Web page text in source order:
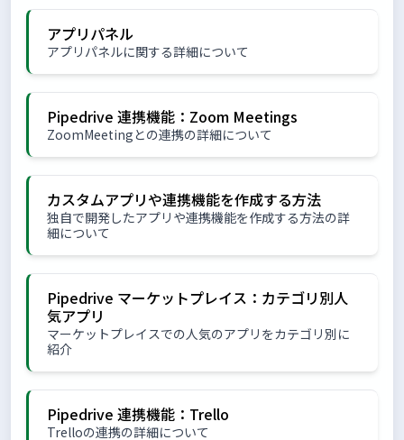
アプリパネル
アプリパネルに関する詳細について
Pipedrive 連携機能：Zoom Meetings
ZoomMeetingとの連携の詳細について
カスタムアプリや連携機能を作成する方法
独自で開発したアプリや連携機能を作成する方法の詳
細について
Pipedrive マーケットプレイス：カテゴリ別人
気アプリ
マーケットプレイスでの人気のアプリをカテゴリ別に
紹介
Pipedrive 連携機能：Trello
Trelloの連携の詳細について